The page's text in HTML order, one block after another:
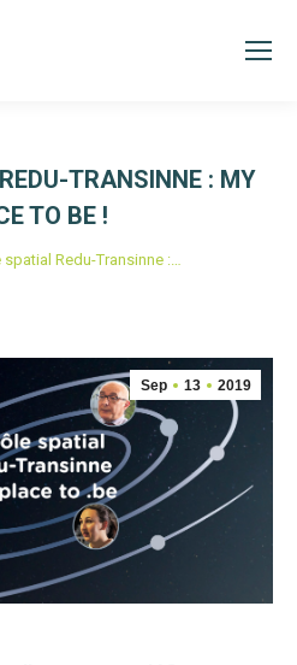
TRANSINNE : MY
TO BE !
spatial Redu-Transinne :…
Sep 13 2019